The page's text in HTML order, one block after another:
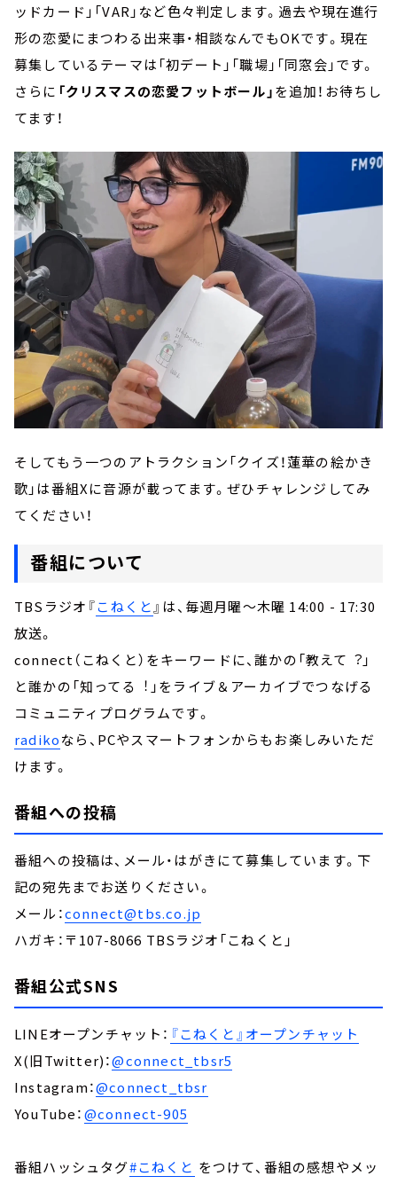
ッドカード」「VAR」など色々判定します。過去や現在進行
形の恋愛にまつわる出来事・相談なんでもOKです。現在
募集しているテーマは「初デート」「職場」「同窓会」です。
さらに 「クリスマスの恋愛フットボール」を追加！お待ちし
てます！
そしてもう一つのアトラクション「クイズ！蓮華の絵かき
歌」は番組Xに音源が載ってます。ぜひチャレンジしてみ
てください！
番組について
TBSラジオ『こねくと 』は、毎週月曜～木曜 14:00 - 17:30
放送。
connect（こねくと）をキーワードに、誰かの「教えて︖」
と誰かの「知ってる︕」をライブ＆アーカイブでつなげる
コミュニティプログラムです。
radikoなら、PCやスマートフォンからもお楽しみいただ
けます。
番組への投稿
番組への投稿は、メール・はがきにて募集しています。下
記の宛先までお送りください。
メール：connect@tbs.co.jp
ハガキ：〒107-8066 TBSラジオ「こねくと」
番組公式SNS
LINEオープンチャット： 『こねくと』オープンチャット
X(旧Twitter)：@connect_tbsr5
Instagram：@connect_tbsr
YouTube：@connect-905
番組ハッシュタグ#こねくと をつけて、番組の感想やメッ